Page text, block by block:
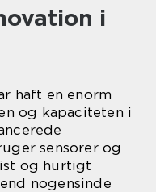
i
haft en enorm
og kapaciteten i
sensorer og
og hurtigt
nogensinde